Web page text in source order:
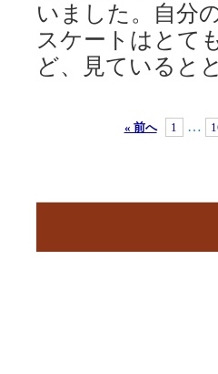
いました。自分
スケートはとて
ど、見ていると
« 前へ 1 …